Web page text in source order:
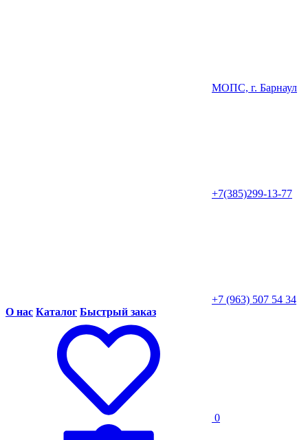
МОПС, г. Барнаул
+7(385)299-13-77
+7 (963) 507 54 34
О нас Каталог Быстрый заказ
0